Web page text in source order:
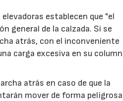
establecen que "el
general de la calzada. Si se
atrás, con el inconveniente
carga excesiva en su
atrás en caso de que la
mover de forma peligrosa